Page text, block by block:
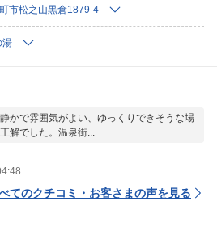
市松之山黒倉1879-4
湯
かで雰囲気がよい、ゆっくりできそうな場
解でした。温泉街...
てのクチコミ・お客さまの声を見る